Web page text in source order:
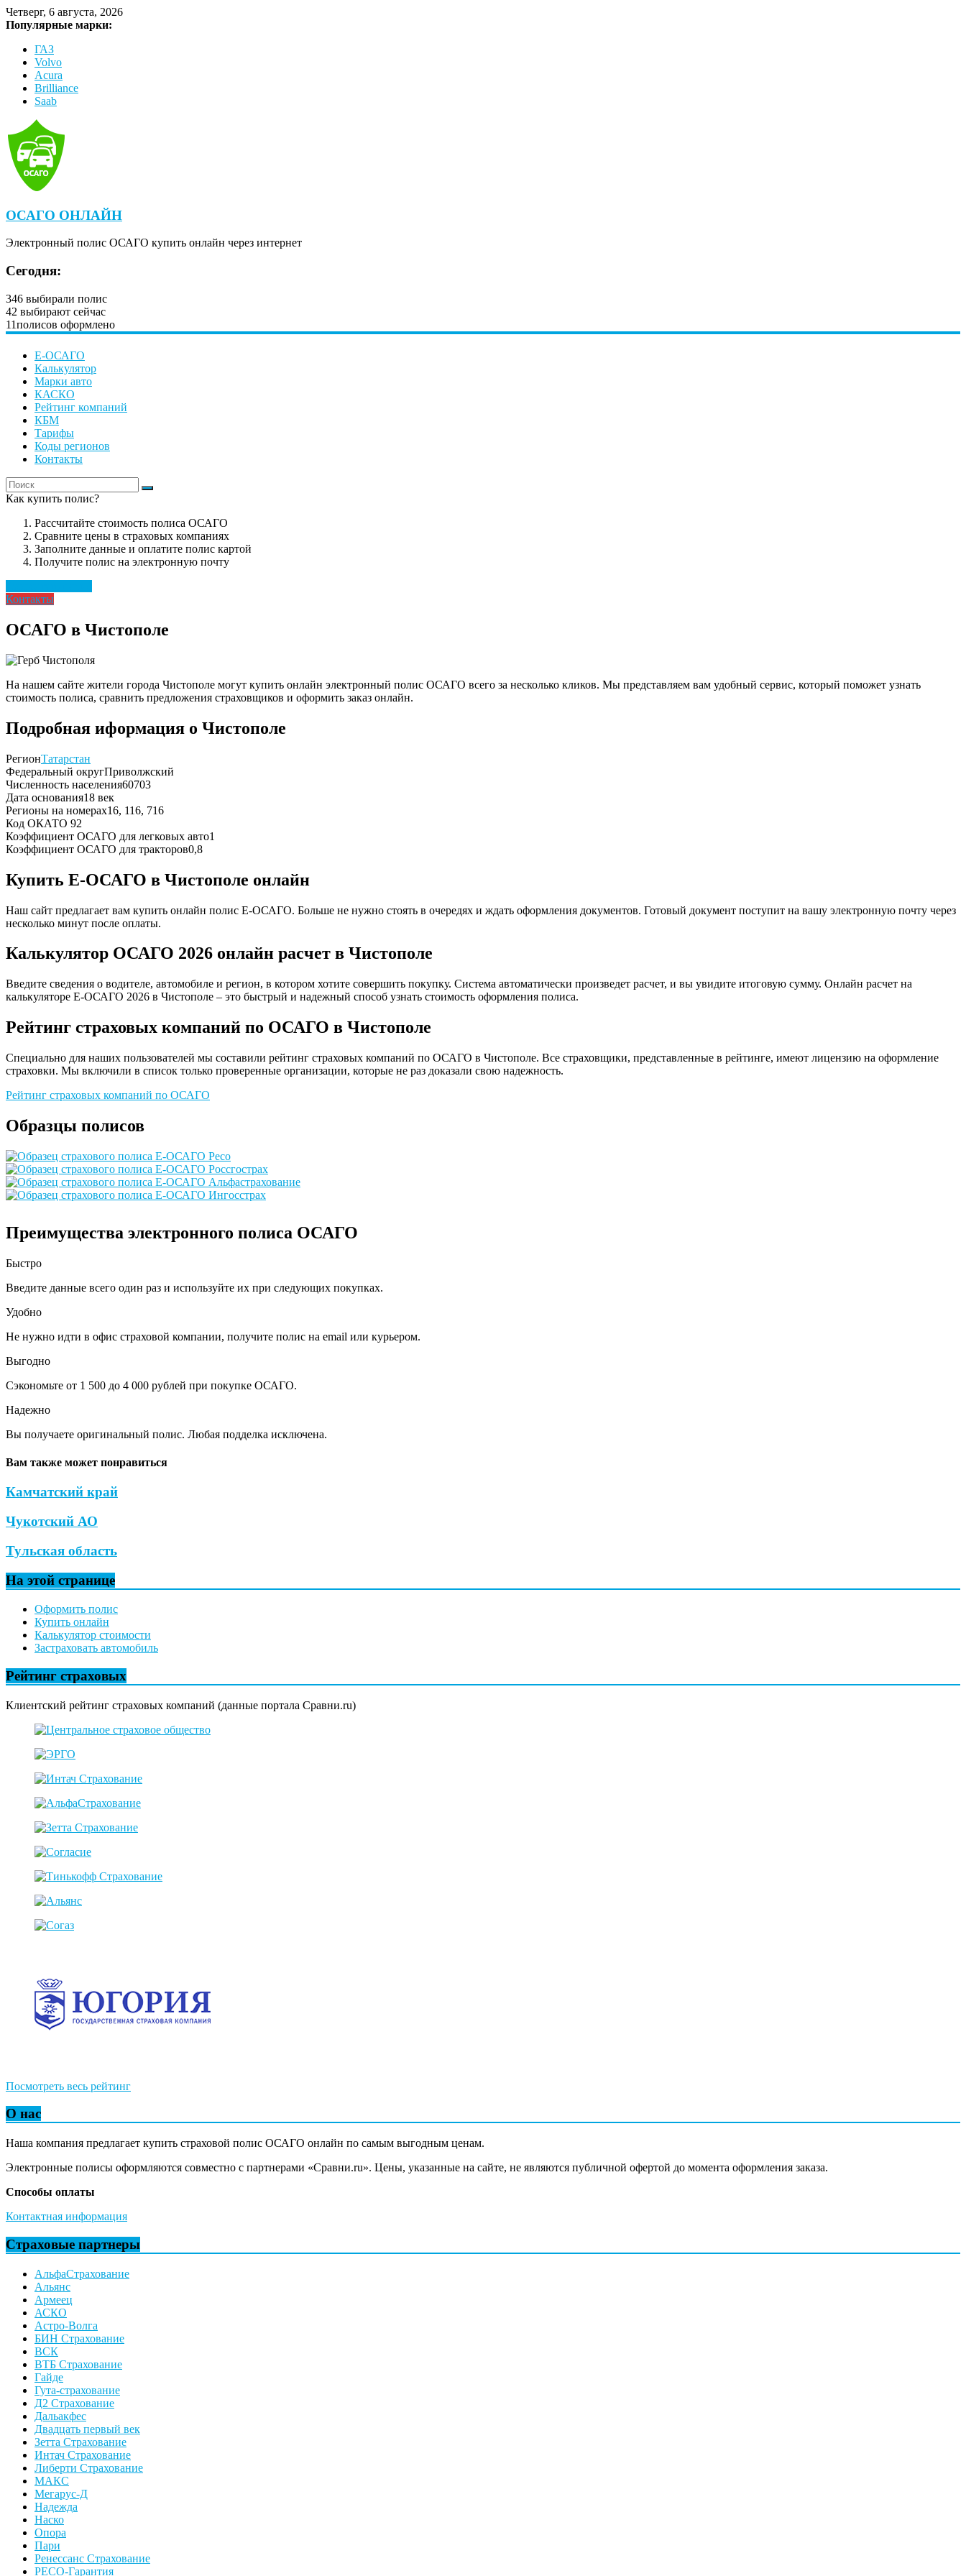
Четверг, 6 августа, 2026
Популярные марки:
ГАЗ
Volvo
Acura
Brilliance
Saab
ОСАГО ОНЛАЙН
Электронный полис ОСАГО купить онлайн через интернет
Сегодня:
346 выбирали полис
42 выбирают сейчас
11полисов оформлено
Е-ОСАГО
Калькулятор
Марки авто
КАСКО
Рейтинг компаний
КБМ
Тарифы
Коды регионов
Контакты
Как купить полис?
Рассчитайте стоимость полиса ОСАГО
Сравните цены в страховых компаниях
Заполните данные и оплатите полис картой
Получите полис на электронную почту
Контакты
ОСАГО в Чистополе
На нашем сайте жители города Чистополе могут купить онлайн электронный полис ОСАГО всего за несколько кликов. Мы представляем вам удобный сервис, который поможет узнать
стоимость полиса, сравнить предложения страховщиков и оформить заказ онлайн.
Подробная иформация о Чистополе
РегионТатарстан
Федеральный округПриволжский
Численность населения60703
Дата основания18 век
Регионы на номерах16, 116, 716
Код ОКАТО 92
Коэффициент ОСАГО для легковых авто1
Коэффициент ОСАГО для тракторов0,8
Купить Е-ОСАГО в Чистополе онлайн
Наш сайт предлагает вам купить онлайн полис Е-ОСАГО. Больше не нужно стоять в очередях и ждать оформления документов. Готовый документ поступит на вашу электронную почту через
несколько минут после оплаты.
Калькулятор ОСАГО 2026 онлайн расчет в Чистополе
Введите сведения о водителе, автомобиле и регион, в котором хотите совершить покупку. Система автоматически произведет расчет, и вы увидите итоговую сумму. Онлайн расчет на
калькуляторе Е-ОСАГО 2026 в Чистополе – это быстрый и надежный способ узнать стоимость оформления полиса.
Рейтинг страховых компаний по ОСАГО в Чистополе
Специально для наших пользователей мы составили рейтинг страховых компаний по ОСАГО в Чистополе. Все страховщики, представленные в рейтинге, имеют лицензию на оформление
страховки. Мы включили в список только проверенные организации, которые не раз доказали свою надежность.
Рейтинг страховых компаний по ОСАГО
Образцы полисов
Преимущества электронного полиса ОСАГО
Быстро
Введите данные всего один раз и используйте их при следующих покупках.
Удобно
Не нужно идти в офис страховой компании, получите полис на email или курьером.
Выгодно
Сэкономьте от 1 500 до 4 000 рублей при покупке ОСАГО.
Надежно
Вы получаете оригинальный полис. Любая подделка исключена.
Вам также может понравиться
Камчатский край
Чукотский АО
Тульская область
На этой странице
Оформить полис
Купить онлайн
Калькулятор стоимости
Застраховать автомобиль
Рейтинг страховых
Клиентский рейтинг страховых компаний (данные портала Сравни.ru)
Посмотреть весь рейтинг
О нас
Наша компания предлагает купить страховой полис ОСАГО онлайн по самым выгодным ценам.
Электронные полисы оформляются совместно с партнерами «Сравни.ru». Цены, указанные на сайте, не являются публичной офертой до момента оформления заказа.
Способы оплаты
Контактная информация
Страховые партнеры
АльфаСтрахование
Альянс
Армеец
АСКО
Астро-Волга
БИН Страхование
ВСК
ВТБ Страхование
Гайде
Гута-страхование
Д2 Страхование
Дальакфес
Двадцать первый век
Зетта Страхование
Интач Страхование
Либерти Страхование
МАКС
Мегарус-Д
Надежда
Наско
Опора
Пари
Ренессанс Страхование
РЕСО-Гарантия